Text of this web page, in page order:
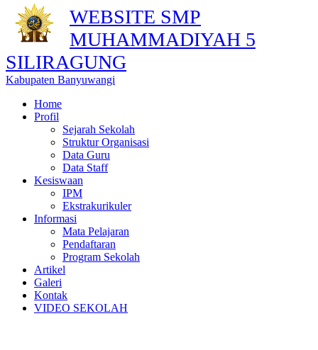
WEBSITE SMP
MUHAMMADIYAH 5
SILIRAGUNG
Kabupaten Banyuwangi
Home
Profil
Sejarah Sekolah
Struktur Organisasi
Data Guru
Data Staff
Kesiswaan
IPM
Ekstrakurikuler
Informasi
Mata Pelajaran
Pendaftaran
Program Sekolah
Artikel
Galeri
Kontak
VIDEO SEKOLAH